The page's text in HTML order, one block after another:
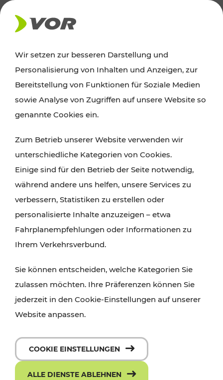
AKTUELLES
News
Alle wichtigen Meldungen zu Fahrplanänderungen,
finden Sie hier im Überblick.
Wir setzen zur besseren Darstellung und
Personalisierung von Inhalten und Anzeigen, zur
Bereitstellung von Funktionen für Soziale Medien
sowie Analyse von Zugriffen auf unsere Website so
genannte Cookies ein.
Zum Betrieb unserer Website verwenden wir
unterschiedliche Kategorien von Cookies.
Einige sind für den Betrieb der Seite notwendig,
während andere uns helfen, unsere Services zu
verbessern, Statistiken zu erstellen oder
personalisierte Inhalte anzuzeigen – etwa
Fahrplanempfehlungen oder Informationen zu
Ihrem Verkehrsverbund.
Sie können entscheiden, welche Kategorien Sie
zulassen möchten. Ihre Präferenzen können Sie
jederzeit in den Cookie-Einstellungen auf unserer
Website anpassen.
COOKIE EINSTELLUNGEN
ALLE DIENSTE ABLEHNEN